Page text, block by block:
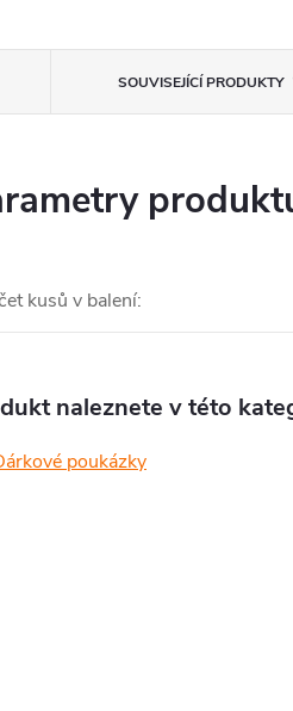
SOUVISEJÍCÍ PRODUKTY
kusů v balení:
naleznete v této
poukázky